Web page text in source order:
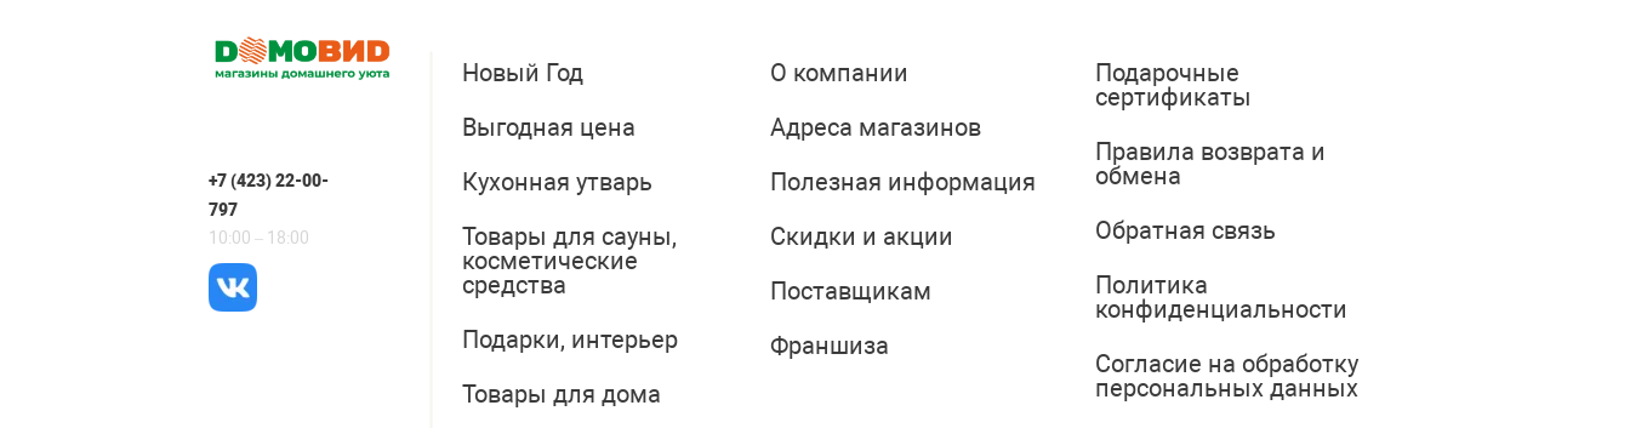
+7 (423) 22-00-
797
10:00 – 18:00
Новый Год
Выгодная цена
Кухонная утварь
Товары для сауны,
косметические
средства
Подарки, интерьер
Товары для дома
О компании
Адреса магазинов
Полезная информация
Скидки и акции
Поставщикам
Франшиза
Подарочные
сертификаты
Правила возврата и
обмена
Обратная связь
Политика
конфиденциальности
Согласие на обработку
персональных данных